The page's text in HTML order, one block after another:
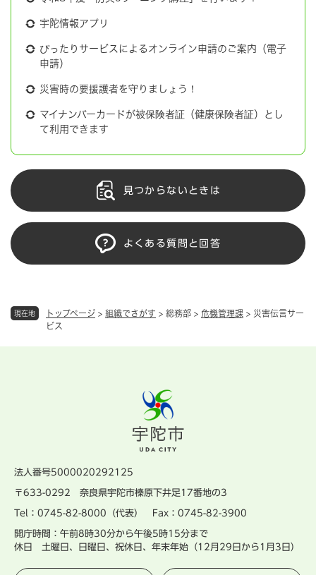
現在地 トップページ > 組織でさがす > 総務部 > 危機管理課 > 災害伝言サー
ビス
宇陀情報アプリ
ぴったりサービスによるオンライン申請のご案内（電子
申請）
災害時の要援護者を守りましょう！
マイナンバーカードが被保険者証（健康保険者証）とし
て利用できます
見つからないときは
よくある質問と回答
法人番号5000020292125
〒633-0292 奈良県宇陀市榛原下井足17番地の3
Tel：0745-82-8000（代表） Fax：0745-82-3900
開庁時間：午前8時30分から午後5時15分まで
休日 土曜日、日曜日、祝休日、年末年始（12月29日から1月3日）